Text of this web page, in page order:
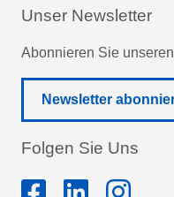
Unser Newsletter
Abonnieren Sie
Newsletter
Folgen Sie Uns